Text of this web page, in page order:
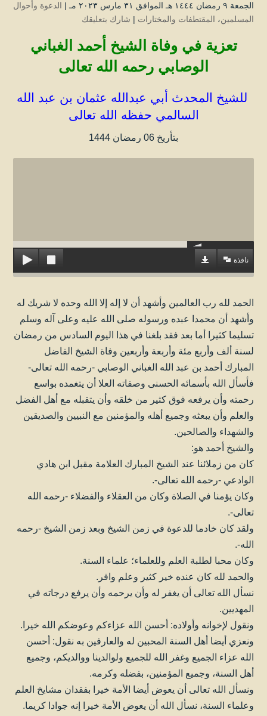
الجمعة ۹ رمضان ۱٤٤٤ هـ الموافق ۳۱ مارس ۲۰۲۳ مـ |
الدعوة وأحوال
المسلمين، المقتطفات والمختارات | شارك بتعليقك
تعزية في وفاة الشيخ أحمد الغباني
الوصابي رحمه الله تعالى
للشيخ المحدث أبي عبدالله عثمان بن عبد الله
السالمي حفظه الله تعالى
بتأريخ 06 رمضان 1444
نافذة
الحمد لله رب العالمين وأشهد أن لا إله إلا الله وحده لا شريك له
وأشهد أن محمدا عبده ورسوله صلى الله عليه وعلى آله وسلم
تسليما كثيرا أما بعد فقد بلغنا في هذا اليوم السادس من رمضان
لسنة ألف وأربع مئة وأربعة وأربعين وفاة الشيخ الفاضل
المبارك أحمد بن عبد الله الغباني الوصابي -رحمه الله تعالى-
فأسأل الله بأسمائه الحسنى وصفاته العلا أن يتغمده بواسع
رحمته وأن يرفعه فوق كثير من خلقه وأن يتقبله مع أهل الفضل
والعلم وأن يبعثه وجميع أهله والمؤمنين مع النبيين والصديقين
والشهداء والصالحين.
والشيخ أحمد هو:
كان من زملائنا عند الشيخ المبارك العلامة مقبل ابن هادي
الوادعي -رحمه الله تعالى-.
وكان يؤمنا في الصلاة وكان من العقلاء والفضلاء -رحمه الله
تعالى-.
ولقد كان خادما للدعوة في زمن الشيخ وبعد زمن الشيخ -رحمه
الله-.
وكان محبا لطلبة العلم وللعلماء؛ علماء السنة.
والحمد لله كان عنده خير كثير وعلم وافر.
نسأل الله تعالى أن يغفر له وأن يرحمه وأن يرفع درجاته في
المهديين.
ونقول لإخوانه وأولاده: أحسن الله عزاءكم وعوضكم الله خيرا.
ونعزي أيضا أهل السنة المحبين له والعارفين به نقول: أحسن
الله عزاء الجميع وغفر الله للجميع ولوالدينا ووالديكم، وجميع
أهل السنة، وجميع المؤمنين، بفضله وكرمه.
ونسأل الله تعالى أن يعوض أيضا الأمة خيرا بفقدان مشايخ العلم
وعلماء السنة، نسأل الله أن يعوض الأمة خيرا إنه جوادا كريما.